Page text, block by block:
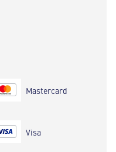
Mastercard
Visa